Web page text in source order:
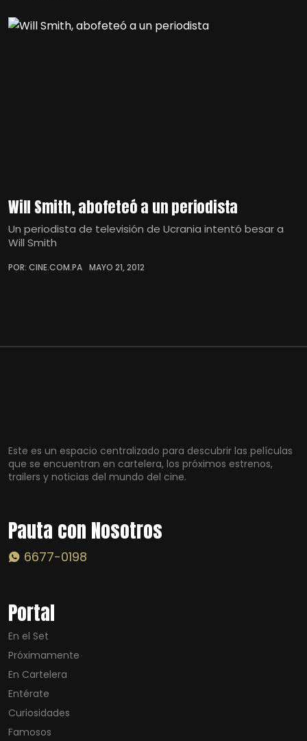
Will Smith, abofeteó a un periodista
Un periodista de televisión de Ucrania intentó besar a
Will Smith
POR: CINE.COM.PA MAYO 21, 2012
Este es un espacio centralizado para descubrir las películas
que se encuentran en cartelera, los próximos estrenos,
trailers y noticias del mundo del cine.
Pauta con Nosotros
6677-0198
Portal
En el Set
Próximamente
En Cartelera
Entérate
Curiosidades
Famosos